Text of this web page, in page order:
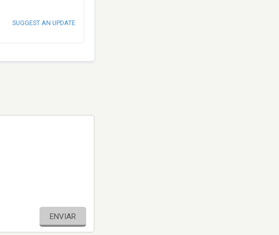
SUGGEST AN UPDATE
ENVIAR